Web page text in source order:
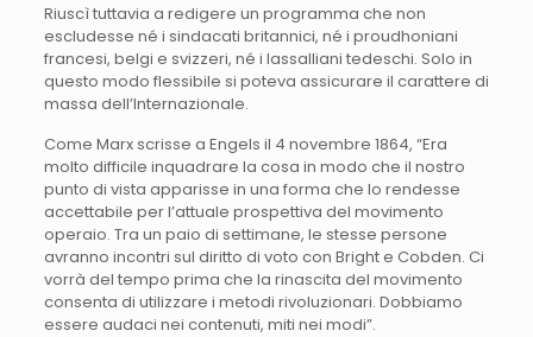
Riuscì tuttavia a redigere un programma che non
escludesse né i sindacati britannici, né i proudhoniani
francesi, belgi e svizzeri, né i lassalliani tedeschi. Solo in
questo modo flessibile si poteva assicurare il carattere di
massa dell’Internazionale.
Come Marx scrisse a Engels il 4 novembre 1864, “Era
molto difficile inquadrare la cosa in modo che il nostro
punto di vista apparisse in una forma che lo rendesse
accettabile per l’attuale prospettiva del movimento
operaio. Tra un paio di settimane, le stesse persone
avranno incontri sul diritto di voto con Bright e Cobden. Ci
vorrà del tempo prima che la rinascita del movimento
consenta di utilizzare i metodi rivoluzionari. Dobbiamo
essere audaci nei contenuti, miti nei modi”.